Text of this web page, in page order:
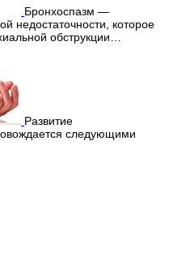
Бронхоспазм —
недостаточности, которое
обструкции…
Развитие
следующими